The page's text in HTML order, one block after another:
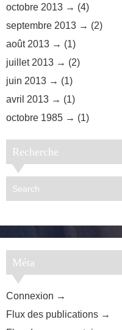
octobre 2013
(4)
septembre 2013
(2)
août 2013
(1)
juillet 2013
(2)
juin 2013
(1)
avril 2013
(1)
octobre 1985
(1)
Recherche
Méta
Connexion
Flux des publications